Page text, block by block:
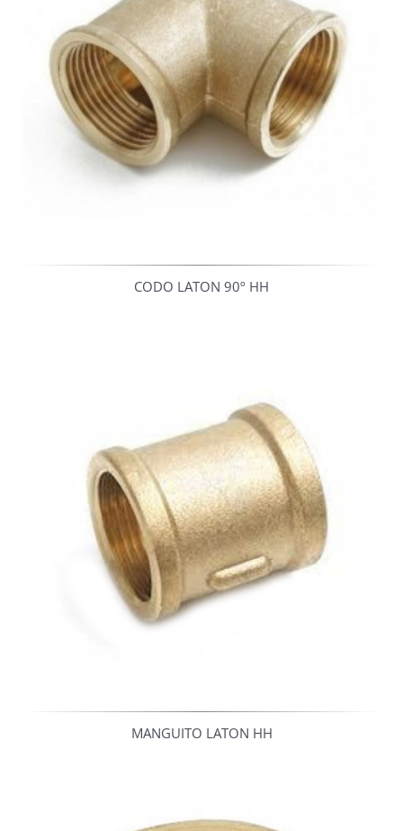
CODO LATON 90º HH
MANGUITO LATON HH